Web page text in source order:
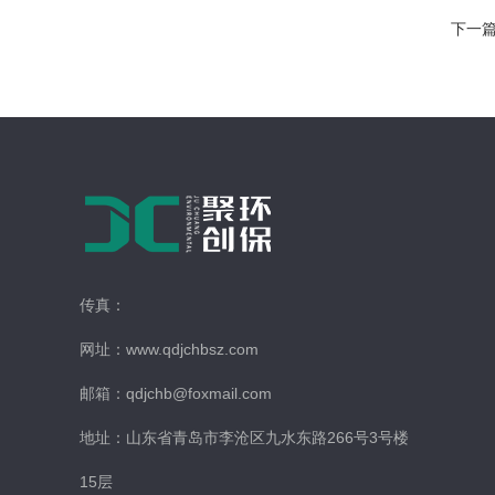
下一
传真：
网址：www.qdjchbsz.com
邮箱：qdjchb@foxmail.com
地址：山东省青岛市李沧区九水东路266号3号楼
15层